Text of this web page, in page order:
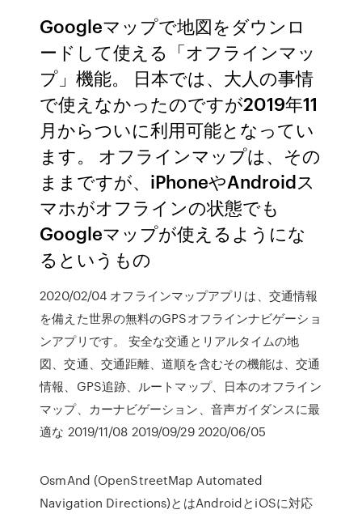
Googleマップで地図をダウンロ
ードして使える「オフラインマッ
プ」機能。 日本では、大人の事情
で使えなかったのですが2019年11
月からついに利用可能となってい
ます。 オフラインマップは、その
ままですが、iPhoneやAndroidス
マホがオフラインの状態でも
Googleマップが使えるようにな
るというもの
2020/02/04 オフラインマップアプリは、交通情報
を備えた世界の無料のGPSオフラインナビゲーショ
ンアプリです。 安全な交通とリアルタイムの地
図、交通、交通距離、道順を含むその機能は、交通
情報、GPS追跡、ルートマップ、日本のオフライン
マップ、カーナビゲーション、音声ガイダンスに最
適な 2019/11/08 2019/09/29 2020/06/05
OsmAnd (OpenStreetMap Automated
Navigation Directions)とはAndroidとiOSに対応